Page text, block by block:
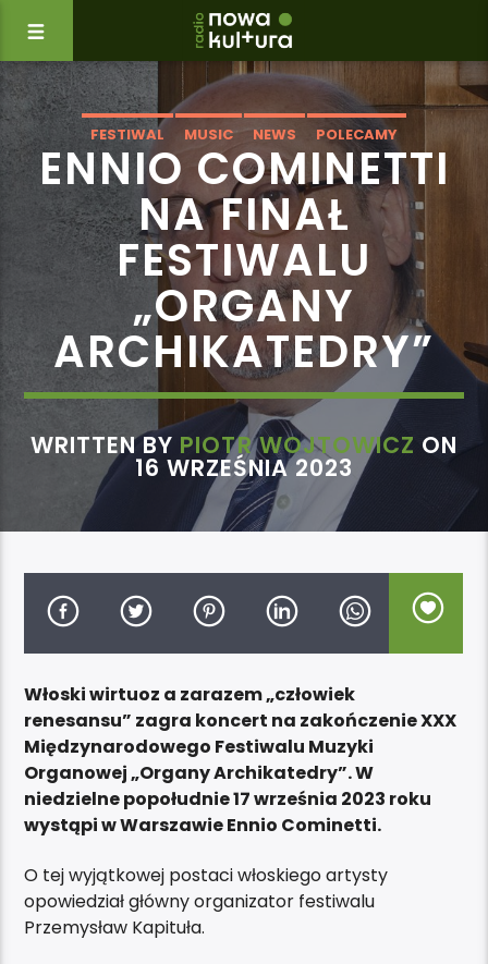
FESTIWAL MUSIC NEWS
POLECAMY
WYDARZENIA
ENNIO COMINETTI
NA FINAŁ
FESTIWALU
„ORGANY
ARCHIKATEDRY”
WRITTEN BY PIOTR WOJTOWICZ ON
16 WRZEŚNIA 2023
Włoski wirtuoz a zarazem „człowiek
renesansu” zagra koncert na zakończenie XXX
Międzynarodowego Festiwalu Muzyki
Organowej „Organy Archikatedry”. W
niedzielne popołudnie 17 września 2023 roku
wystąpi w Warszawie Ennio Cominetti.
O tej wyjątkowej postaci włoskiego artysty
opowiedział główny organizator festiwalu
Przemysław Kapituła.